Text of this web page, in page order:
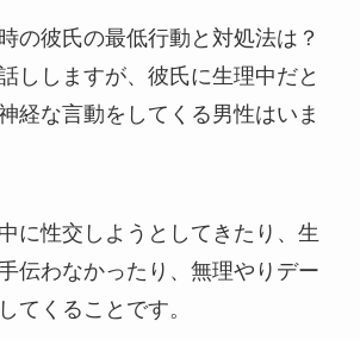
の彼氏の最低行動と対処法は？
ししますが、彼氏に生理中だと
経な言動をしてくる男性はいま
に性交しようとしてきたり、生
伝わなかったり、無理やりデー
てくることです。